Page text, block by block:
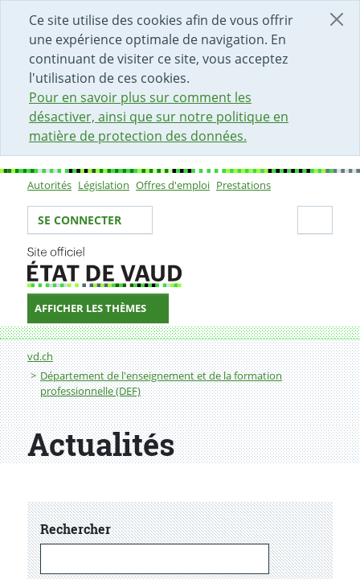
Ce site utilise des cookies afin de vous offrir
une expérience optimale de navigation. En
continuant de visiter ce site, vous acceptez
l'utilisation de ces cookies.
Pour en savoir plus sur comment les
désactiver, ainsi que sur notre politique en
matière de protection des données.
DÉBUT DU CONTENU DE LA PAGE
ACCÈS AU CHAMP DE RECHERCHE
PAGE D'ACCUEIL
FORMULAIRE DE CONTACT
Sous-navigation
Autorités Législation Offres d'emploi Prestations
Votre identité
SE CONNECTER
AFFICHER LES THÈMES
Fil d'Ariane
vd.ch
Département de l'enseignement et de la formation
professionnelle (DEF)
Actualités
Rechercherdans les actualtiés